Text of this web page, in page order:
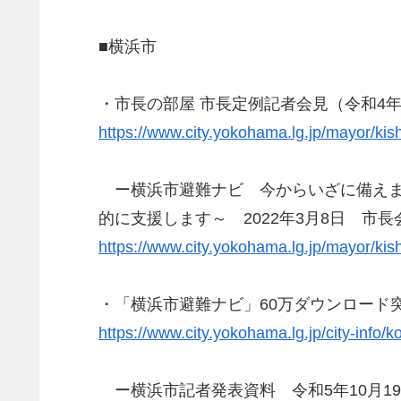
■横浜市
・市長の部屋 市長定例記者会見（令和
https://www.city.yokohama.lg.jp/mayor/
ー横浜市避難ナビ 今からいざに備えま
的に支援します～ 2022年3月8日 市長
https://www.city.yokohama.lg.jp/mayor/
・「横浜市避難ナビ」60万ダウンロー
https://www.city.yokohama.lg.jp/city-info/
ー横浜市記者発表資料 令和5年10月